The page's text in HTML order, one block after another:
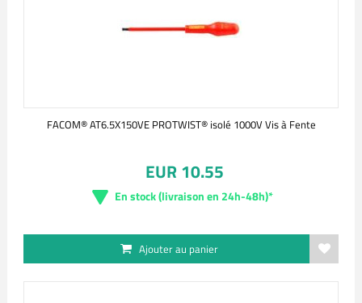
FACOM® AT6.5X150VE PROTWIST® isolé 1000V Vis à Fente
EUR 10.55
En stock (livraison en 24h-48h)*
Ajouter au panier